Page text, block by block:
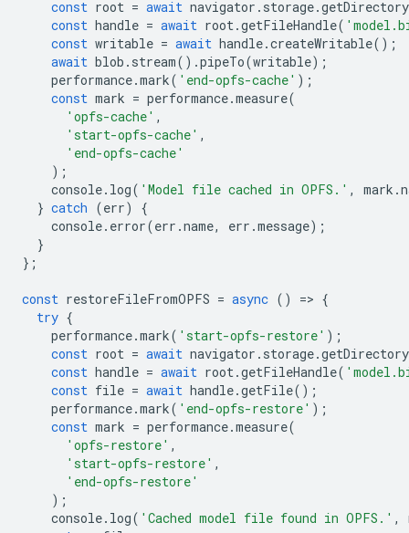
const root = await navigator . storage.getDirectory
const handle = await root.getFileHandle(
const writable = await handle.createWritable();
await blob . stream().pipeTo(writable);
performance.mark( 'end-opfs-cache' );
const mark = performance.measure(
'opfs-cache' ,
'start-opfs-cache' ,
'end-opfs-cache'
);
console. log( 'Model file cached in OPFS.' , mark .
} catch (err)
{
console. error(err .name, err .message);
}
};
const restoreFileFromOPFS = async () => {
try {
performance.mark( 'start-opfs-restore' );
const root = await navigator . storage.getDirectory
const handle = await root.getFileHandle(
const file = await handle.getFile();
performance.mark( 'end-opfs-restore' );
const mark = performance.measure(
'opfs-restore' ,
'start-opfs-restore' ,
'end-opfs-restore'
);
console. log( 'Cached model file found in OPFS.' ,